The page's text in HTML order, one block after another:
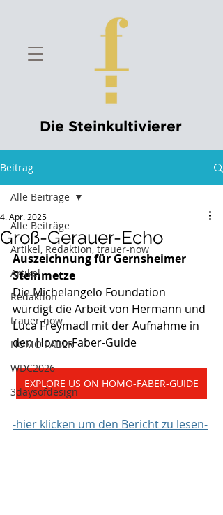
Die Steinkultivierer
Beitrag
Alle Beiträge
Artikel, Redaktion, trauer-now
Artikel
Redaktion
trauer-now
HOMO FABER
WDC2026
3daysofdesign
Alle Beiträge
Groß-Gerauer-Echo
4. Apr. 2025
Auszeichnung für Gernsheimer
Steinmetze
Die Michelangelo Foundation
würdigt die Arbeit von Hermann und
Luca Freymadl mit der Aufnahme in
den Homo-Faber-Guide
EXPLORE US ON HOMO-FABER-GUIDE
-hier klicken um den Bericht zu lesen-